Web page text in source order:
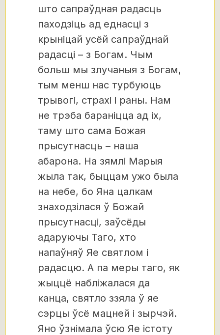
што сапраўдная радасць
паходзіць ад еднасці з
крыніцай усёй сапраўднай
радасці – з Богам. Чым
больш мы злучаныя з Богам,
тым менш нас турбуюць
трывогі, страхі і раны. Нам
не трэба бараніцца ад іх,
таму што сама Божая
прысутнасць – наша
абарона. На зямлі Марыя
жыла так, быццам ужо была
на небе, бо Яна цалкам
знаходзілася ў Божай
прысутнасці, заўсёды
адаруючы Таго, хто
напаўняў Яе святлом і
радасцю. А па меры таго, як
жыццё набліжалася да
канца, святло ззяла ў яе
сэрцы ўсё мацней і зырчэй.
Яно ўзнімала ўсю Яе істоту